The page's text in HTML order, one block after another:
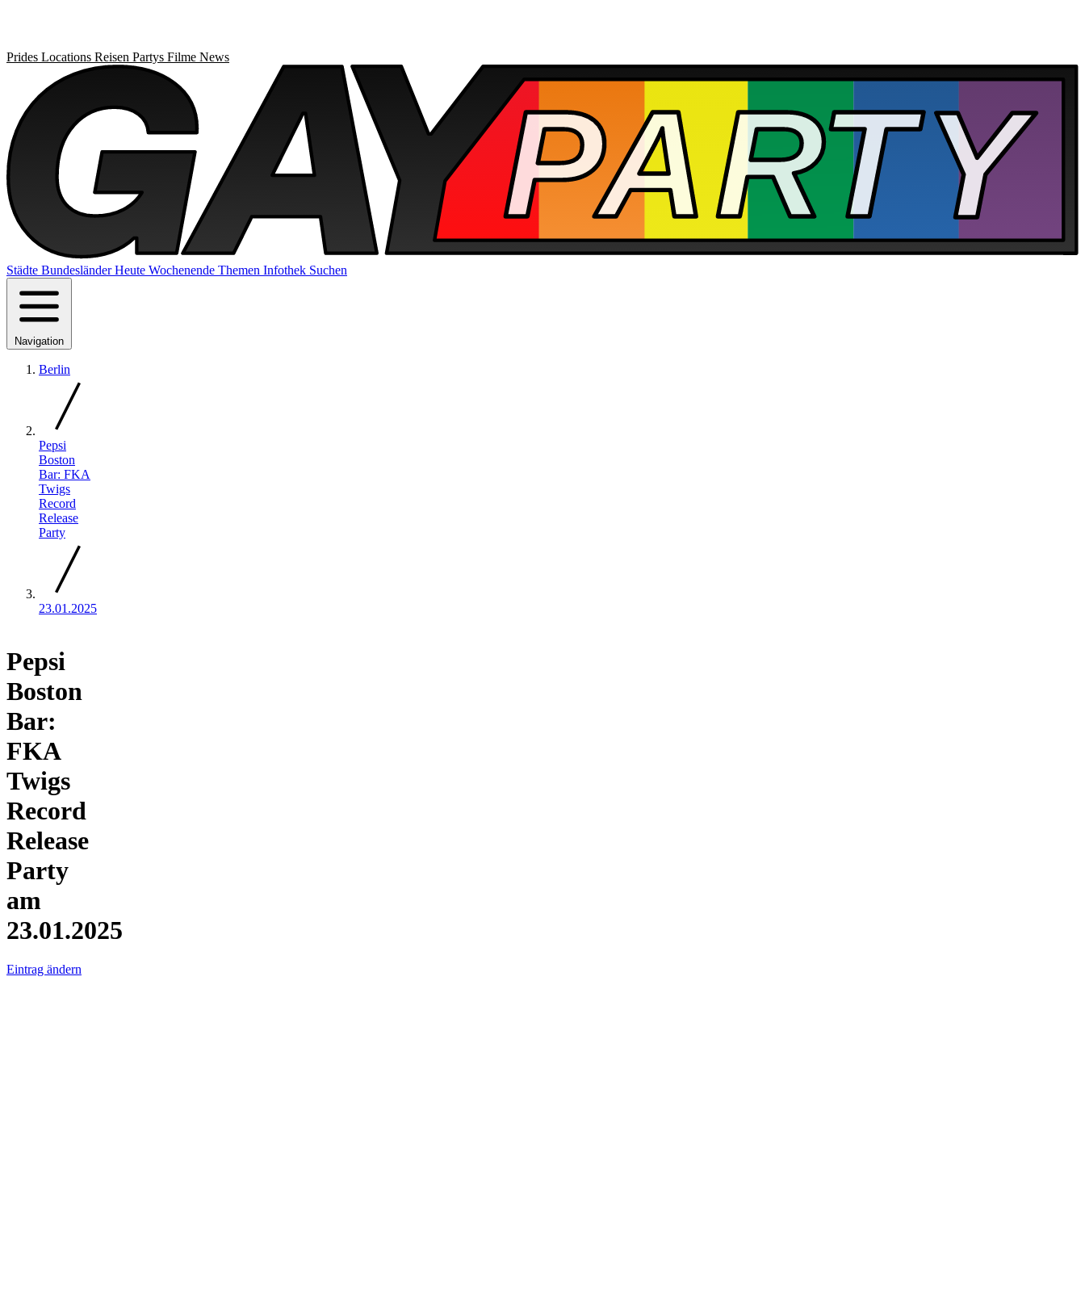
Prides Locations Reisen Partys Filme News
Städte BundesländerHeute Wochenende Themen Infothek Suchen
Navigation
Berlin
Pepsi
Boston
Bar: FKA
Twigs
Record
Release
Party
23.01.2025
Pepsi
Boston
Bar:
FKA
Twigs
Record
Release
Party
am
23.01.2025
Eintrag ändern